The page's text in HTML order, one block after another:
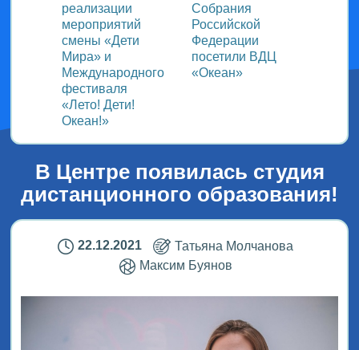
реализации
мероприятий
смены «Дети
Мира» и
Международного
фестиваля
«Лето! Дети!
Океан!»
Собрания
Российской
Федерации
посетили ВДЦ
«Океан»
В Центре появилась студия
дистанционного образования!
22.12.2021
Татьяна Молчанова
Максим Буянов